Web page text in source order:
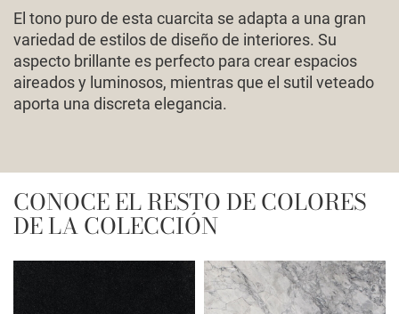
El tono puro de esta cuarcita se adapta a una gran
variedad de estilos de diseño de interiores. Su
aspecto brillante es perfecto para crear espacios
aireados y luminosos, mientras que el sutil veteado
aporta una discreta elegancia.
CONOCE EL RESTO DE COLORES
DE LA COLECCIÓN